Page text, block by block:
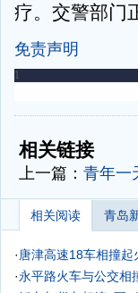
疗。交警部门
免责声明
-
相关链接
上一篇： 青年一
相关阅读 青岛
· 唐津高速18车相撞
·永平路火车与公交相